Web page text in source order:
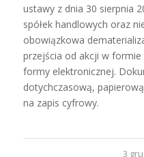
ustawy z dnia 30 sierpnia
spółek handlowych oraz
obowiązkowa
przejścia od akcji w
formy elektronicznej.
dotychczasową,
na zapis cyfrowy.
3